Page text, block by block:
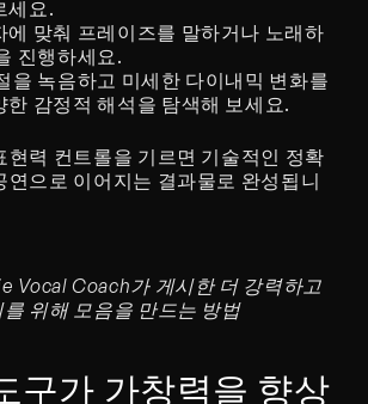
세요.
에 맞춰 프레이즈를 말하거나 노래하
진행하세요.
을 녹음하고 미세한 다이내믹 변화를
한 감정적 해석을 탐색해 보세요.
현력 컨트롤을 기르면 기술적인 정확
연으로 이어지는 결과물로 완성됩니
Vocal Coach가 게시한 더 강력하고
위해 모음을 만드는 방법
구가 가창력을 향상